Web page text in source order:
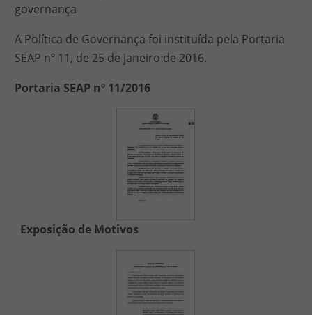
governança
A Política de Governança foi instituída pela Portaria
SEAP nº 11, de 25 de janeiro de 2016.
Portaria SEAP nº 11/2016
Exposição de Motivos